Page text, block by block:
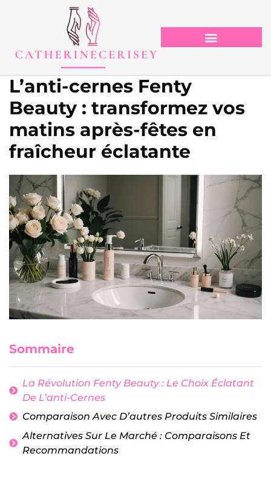
L’anti-cernes Fenty
Beauty : transformez vos
matins après-fêtes en
fraîcheur éclatante
Sommaire
La Révolution Fenty Beauty : Le Choix Éclatant
De L’anti-Cernes
Comparaison Avec D’autres Produits Similaires
Alternatives Sur Le Marché : Comparaisons Et
Recommandations